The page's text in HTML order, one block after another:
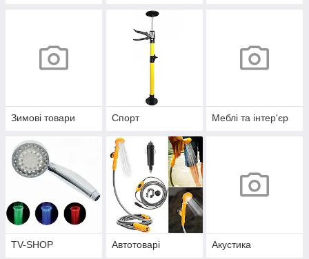
Зимові товари Спорт Меблі та інтер'єр
TV-SHOP Автотоварі Акустика